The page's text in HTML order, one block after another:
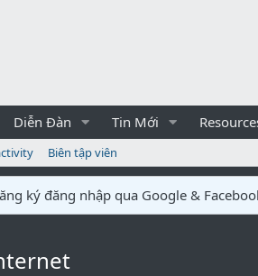
Diễn Đàn Tin Mới
Biên tập viên
ký đăng nhập qua Google &